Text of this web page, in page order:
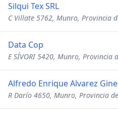
Silqui Tex SRL
C Villate 5762, Munro, Provincia
Data Cop
E SÍVORI 5420, Munro, Provincia
Alfredo Enrique Alvarez
R Darío 4650, Munro, Provincia